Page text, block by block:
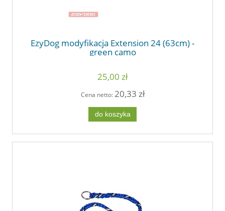
EzyDog modyfikacja Extension 24 (63cm) -
green camo
25,00 zł
Cena netto:20,33 zł
do koszyka